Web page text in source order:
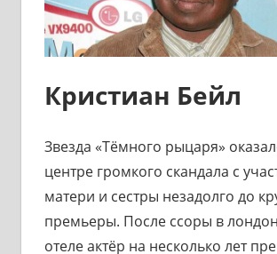
Кристиан Бейл
Звезда «Тёмного рыцаря»
центре громкого скандала с
матери и сестры незадолго до
премьеры. После ссоры в
отеле актёр на несколько лет